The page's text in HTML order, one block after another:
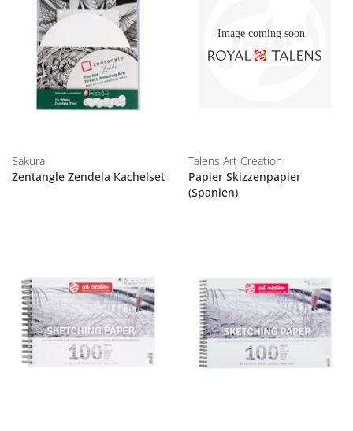
Sakura
Zentangle Zendela Kachelset
Talens Art Creation
Papier Skizzenpapier
(Spanien)